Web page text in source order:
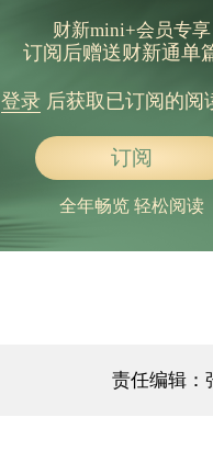
财新mini+会员专享
订阅后赠送财新通单
登录后获取已订阅的阅
订阅
全年畅览 轻松阅读
责任编辑：